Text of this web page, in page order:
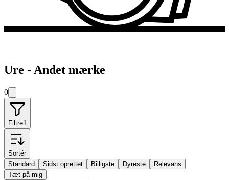
Ure - Andet mærke
0
Filtre1
Sortér
Standard
Sidst oprettet Billigste Dyreste
Relevans
Tæt på mig